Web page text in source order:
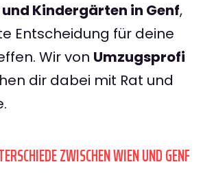
Kindergärten in Genf,
Entscheidung für deine
Wir von Umzugsprofi
dir dabei mit Rat und
ZWISCHEN WIEN UND GENF